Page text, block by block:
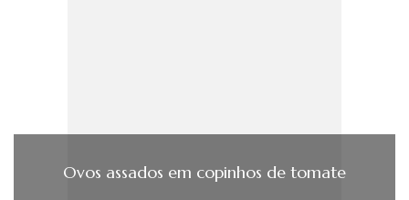
Ovos assados em copinhos de tomate